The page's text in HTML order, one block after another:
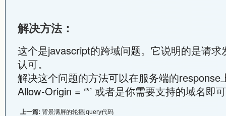
解决方法：
这个是javascript的跨域问题。它说明的是请
认可。
解决这个问题的方法可以在服务端的response
Allow-Origin = ‘*’ 或者是你需要支持的域名即
上一篇: 背景满屏的轮播jquery代码